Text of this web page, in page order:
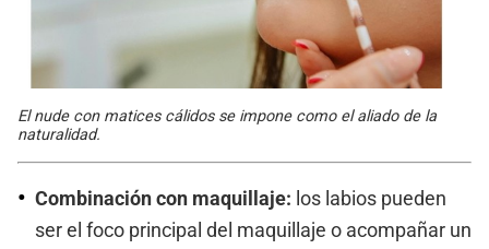
El nude con matices cálidos se impone como el aliado de la
naturalidad.
Combinación con maquillaje: los labios pueden
ser el foco principal del maquillaje o acompañar un